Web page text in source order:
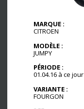
MARQUE :
CITROEN
MODÈLE :
JUMPY
PÉRIODE :
01.04.16 à ce jour
VARIANTE :
FOURGON